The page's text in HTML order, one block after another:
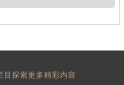
目探索更多精彩内容